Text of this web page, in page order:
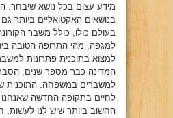
מידע עצום בכל נושא שיבחר.
בנושאים האקטואליים ביותר
בעולם כולו, כולל משבר
למגפה, מהי התרופה הטובה
למצוא בתוכנית פתרונות למשבר
המדינה כבר מספר שנים,
למשברים במשפחה. התוכנית
לחיים בתקופה החדשה שאנחנו
החשוב ביותר שיש לנו לעשות,